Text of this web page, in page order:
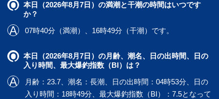
本日（2026年8月7日）の満潮と干潮の時間はいつです
か？
07時40分（満潮）、16時49分（干潮）です。
本日（2026年8月7日）の月齢、潮名、日の出時間、日の
入り時間、最大爆釣指数（BI）は？
月齢：23.7、潮名：長潮、日の出時間：04時53分、日の
入り時間：18時49分、最大爆釣指数（BI）：7.5となって